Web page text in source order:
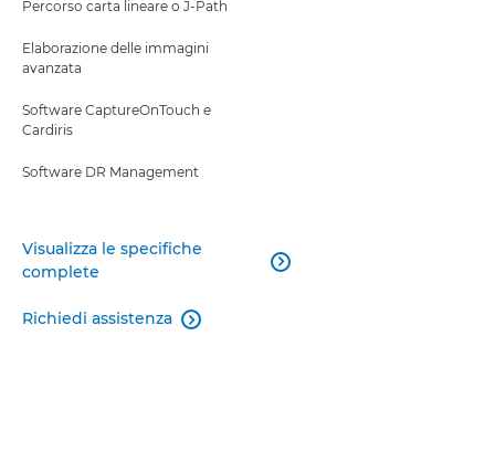
Percorso carta lineare o J-Path
Elaborazione delle immagini
avanzata
Software CaptureOnTouch e
Cardiris
Software DR Management
Visualizza le specifiche
complete

Richiedi assistenza 